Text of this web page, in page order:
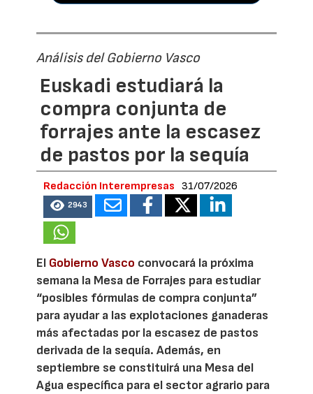
Análisis del Gobierno Vasco
Euskadi estudiará la
compra conjunta de
forrajes ante la escasez
de pastos por la sequía
Redacción Interempresas 31/07/2026
2943
El Gobierno Vasco convocará la próxima
semana la Mesa de Forrajes para estudiar
“posibles fórmulas de compra conjunta”
para ayudar a las explotaciones ganaderas
más afectadas por la escasez de pastos
derivada de la sequía. Además, en
septiembre se constituirá una Mesa del
Agua específica para el sector agrario para